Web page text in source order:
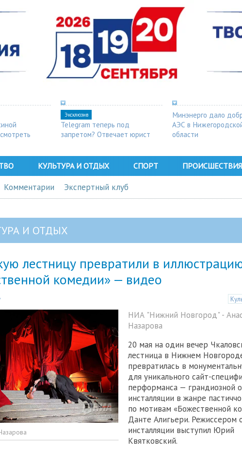
Эксклюзив
Telegram теперь под
запретом? Отвечает юрист
Минэнерго дало
АЭС в
области
КУЛЬТУРА И ОТДЫХ СПОРТ ПРОИСШЕСТВИЯ
Комментарии Экспертный клуб
И ОТДЫХ
лестницу превратили в
комедии» — видео
НИА "Нижний Новгород" -
Назарова
20 мая на один вечер
лестница в Нижнем
превратилась в
для уникального сайт-
перформанса — грандиозной
инсталляции в жанре пастиччо
по мотивам «Божественной
Данте Алигьери. Режиссером
инсталляции выступил Юрий
Квятковский.